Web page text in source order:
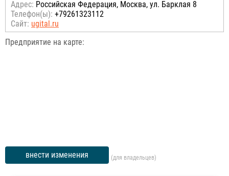
Адрес: Российcкая Федерация, Москва, ул. Барклая 8
Телефон(ы): +79261323112
Сайт: ugital.ru
Предприятие на карте:
внести изменения (для владельцев)